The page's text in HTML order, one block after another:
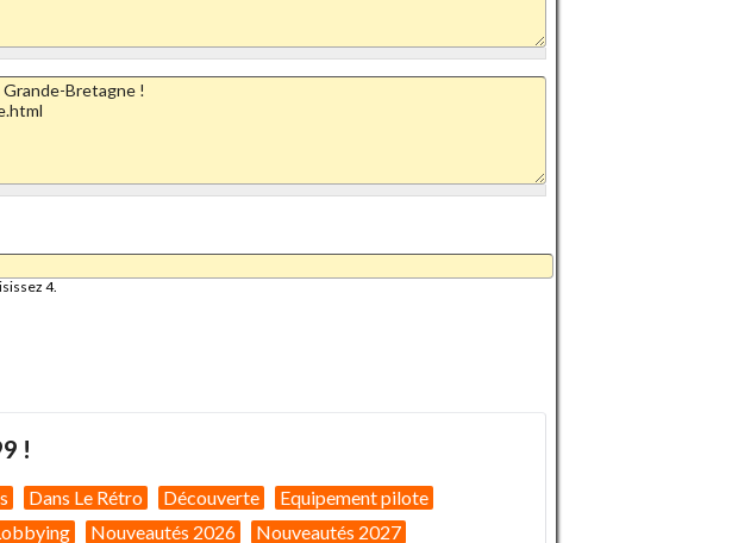
4.
!
Dans Le Rétro Découverte
Equipement pilote
Nouveautés 2026 Nouveautés 2027